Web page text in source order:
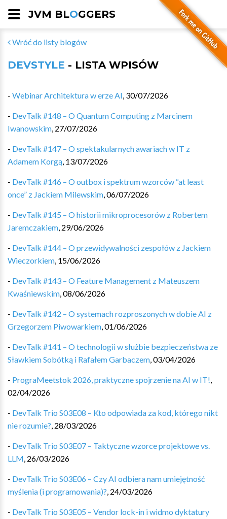
JVM BLOGGERS
Wróć do listy blogów
DEVSTYLE - LISTA WPISÓW
- Webinar Architektura w erze AI, 30/07/2026
- DevTalk #148 – O Quantum Computing z Marcinem
Iwanowskim, 27/07/2026
- DevTalk #147 – O spektakularnych awariach w IT z
Adamem Korgą, 13/07/2026
- DevTalk #146 – O outbox i spektrum wzorców “at least
once” z Jackiem Milewskim,06/07/2026
- DevTalk #145 – O historii mikroprocesorów z Robertem
Jaremczakiem, 29/06/2026
- DevTalk #144 – O przewidywalności zespołów z Jackiem
Wieczorkiem, 15/06/2026
- DevTalk #143 – O Feature Management z Mateuszem
Kwaśniewskim,08/06/2026
- DevTalk #142 – O systemach rozproszonych w dobie AI z
Grzegorzem Piwowarkiem,01/06/2026
- DevTalk #141 – O technologii w służbie bezpieczeństwa ze
Sławkiem Sobótką i Rafałem Garbaczem,03/04/2026
- PrograMeetstok 2026, praktyczne spojrzenie na AI w IT!,
02/04/2026
- DevTalk Trio S03E08 – Kto odpowiada za kod, którego nikt
nie rozumie?, 28/03/2026
- DevTalk Trio S03E07 – Taktyczne wzorce projektowe vs.
LLM, 26/03/2026
- DevTalk Trio S03E06 – Czy AI odbiera nam umiejętność
myślenia (i programowania)?, 24/03/2026
- DevTalk Trio S03E05 – Vendor lock-in i widmo dyktatury